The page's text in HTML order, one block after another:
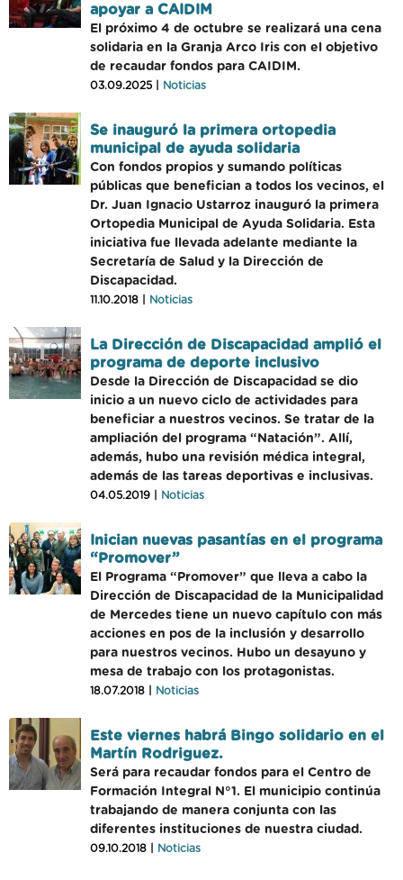
apoyar a CAIDIM
El próximo 4 de octubre se realizará una cena
solidaria en la Granja Arco Iris con el objetivo
de recaudar fondos para CAIDIM.
03.09.2025 | Noticias
Se inauguró la primera ortopedia
municipal de ayuda solidaria
Con fondos propios y sumando políticas
públicas que benefician a todos los vecinos, el
Dr. Juan Ignacio Ustarroz inauguró la primera
Ortopedia Municipal de Ayuda Solidaria. Esta
iniciativa fue llevada adelante mediante la
Secretaría de Salud y la Dirección de
Discapacidad.
11.10.2018 | Noticias
La Dirección de Discapacidad amplió el
programa de deporte inclusivo
Desde la Dirección de Discapacidad se dio
inicio a un nuevo ciclo de actividades para
beneficiar a nuestros vecinos. Se tratar de la
ampliación del programa “Natación”. Allí,
además, hubo una revisión médica integral,
además de las tareas deportivas e inclusivas.
04.05.2019 | Noticias
Inician nuevas pasantías en el programa
“Promover”
El Programa “Promover” que lleva a cabo la
Dirección de Discapacidad de la Municipalidad
de Mercedes tiene un nuevo capítulo con más
acciones en pos de la inclusión y desarrollo
para nuestros vecinos. Hubo un desayuno y
mesa de trabajo con los protagonistas.
18.07.2018 | Noticias
Este viernes habrá Bingo solidario en el
Martín Rodriguez.
Será para recaudar fondos para el Centro de
Formación Integral N°1. El municipio continúa
trabajando de manera conjunta con las
diferentes instituciones de nuestra ciudad.
09.10.2018 | Noticias